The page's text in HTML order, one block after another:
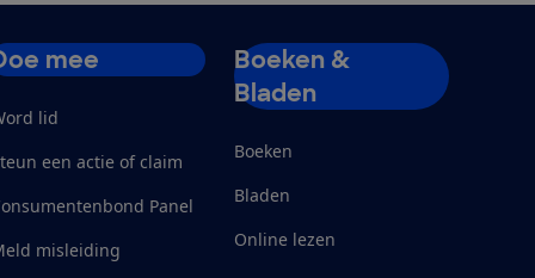
mee
lid
een actie of claim
Panel
misleiding
Boeken &
Bladen
Boeken
Bladen
Online lezen